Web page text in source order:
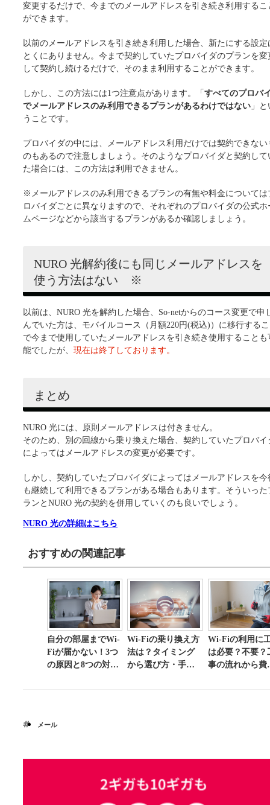
変更するだけで、今までのメールアドレスを引き続き利用するこ
ができます。
以前のメールアドレスを引き続き利用した場合、新たにする設定
とくにありません。今まで契約していたプロバイダのプランを変
して契約し続けるだけで、そのまま利用することができます。
しかし、この方法には1つ注意点があります。「 すべてのプロバ
でメールアドレスのみ利用できるプランがあるわけではない 」と
うことです。
プロバイダの中には、メールアドレス利用だけでは契約できない
のもあるので注意しましょう。そのようなプロバイダと契約して
た場合には、この方法は利用できません。
※メールアドレスのみ利用できるプランの有無や料金については
ロバイダごとに異なりますので、それぞれのプロバイダの公式ホ
ムページなどから該当するプランがあるか確認しましょう。
NURO 光解約後にも同じメールアドレスを
使う方法はない ※
以前は、NURO 光を解約した場合、So-netからのコース変更で申
んでいた方は、モバイルコース（月額220円(税込)）に移行する
で今まで使用していたメールアドレスを引き続き使用することも
能でしたが、 現在は終了しております。
まとめ
NURO 光には、原則メールアドレスは付きません。
そのため、別の回線から乗り換えた場合、契約していたプロバイ
によってはメールアドレスの変更が必要です。
しかし、契約していたプロバイダによってはメールアドレスを今
も継続して利用できるプランがある場合もあります。そういった
ランとNURO 光の契約を併用していくのも良いでしょう。
NURO 光の詳細はこちら
おすすめの関連記事
自分の部屋までWi-
Fiが届かない！3つ
の原因と8つの対処
Wi-Fiの乗り換え方
法は？タイミング
から選び方・手順
Wi-Fiの利用に
は必要？不要？
事の流れから費
メール